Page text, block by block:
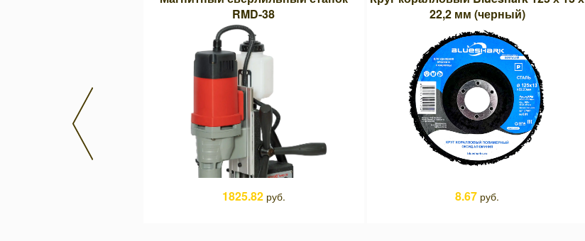
RMD-38
1825.82 руб.
22,2 мм (черный)
8.67 руб.